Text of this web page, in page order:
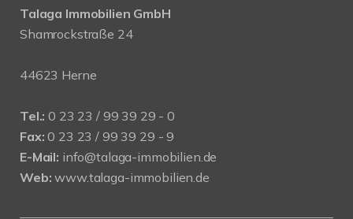
Talaga Immobilien GmbH
Shamrockstraße 24
44623 Herne
Tel.: 0 23 23 / 99 39 29 - 0
Fax: 0 23 23 / 99 39 29 - 9
E-Mail: info@talaga-immobilien.de
Web: www.talaga-immobilien.de